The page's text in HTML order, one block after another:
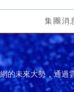
集團消
的未來大勢，通過